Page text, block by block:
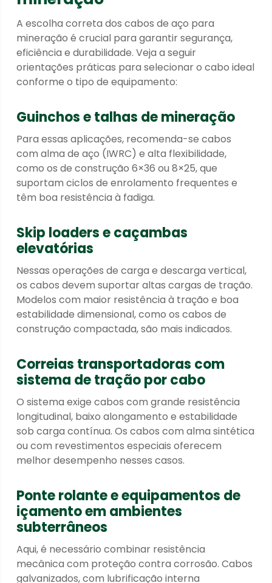
A escolha correta dos cabos de aço para
mineração é crucial para garantir segurança,
eficiência e durabilidade. Veja a seguir
orientações práticas para selecionar o cabo ideal
conforme o tipo de equipamento:
Guinchos e talhas de mineração
Para essas aplicações, recomenda-se cabos
com alma de aço (IWRC) e alta flexibilidade,
como os de construção 6×36 ou 8×25, que
suportam ciclos de enrolamento frequentes e
têm boa resistência à fadiga.
Skip loaders e caçambas
elevatórias
Nessas operações de carga e descarga vertical,
os cabos devem suportar altas cargas de tração.
Modelos com maior resistência à tração e boa
estabilidade dimensional, como os cabos de
construção compactada, são mais indicados.
Correias transportadoras com
sistema de tração por cabo
O sistema exige cabos com grande resistência
longitudinal, baixo alongamento e estabilidade
sob carga contínua. Os cabos com alma sintética
ou com revestimentos especiais oferecem
melhor desempenho nesses casos.
Ponte rolante e equipamentos de
içamento em ambientes
subterrâneos
Aqui, é necessário combinar resistência
mecânica com proteção contra corrosão. Cabos
galvanizados, com lubrificação interna